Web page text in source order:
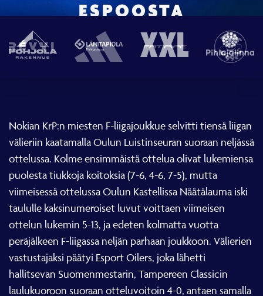
ESPOOSTA
Nokian KrP:n miesten F-liigajoukkue selvitti tiensä liigan
välieriin kaatamalla Oulun Luistinseuran suoraan neljässä
ottelussa. Kolme ensimmäistä ottelua olivat lukemiensa
puolesta tiukkoja koitoksia (7-6, 4-6, 7-5), mutta
viimeisessä ottelussa Oulun Kastellissa Näätälauma iski
taululle kaksinumeroiset luvut voittaen viimeisen
ottelun lukemin 5-13, ja edeten kolmatta vuotta
peräjälkeen F-liigassa neljän parhaan joukkoon. Välierien
vastustajaksi päätyi Esport Oilers, joka lähetti
hallitsevan Suomenmestarin, Tampereen Classicin
laulukuoroon suoraan otteluvoitoin 4-0, antaen samalla